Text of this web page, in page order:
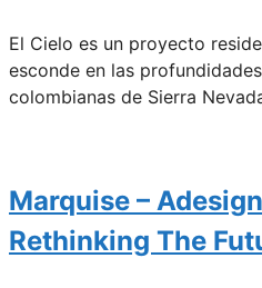
El Cielo es un proyecto
esconde en las
colombianas de Sierra
Marquise –
Rethinking The